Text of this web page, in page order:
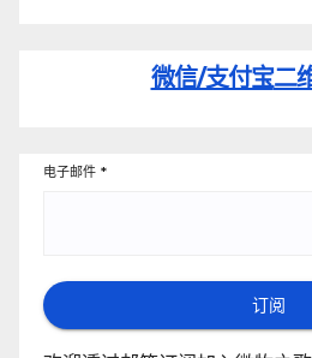
微信/支付宝二
电子邮件 *
订阅